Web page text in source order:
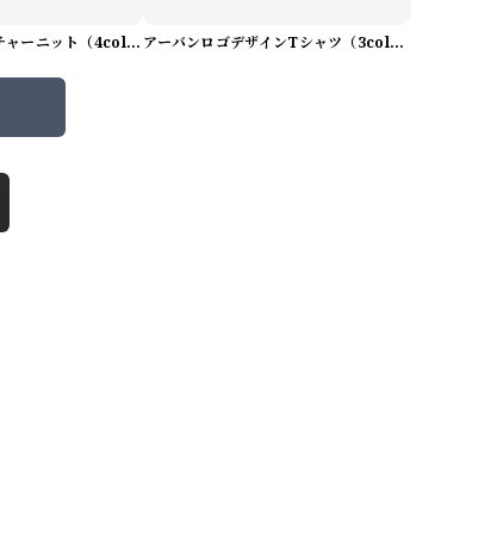
プレミアムテクスチャーニット（4color） M0971 アーバンロゴデザインTシャツ（3color） M0984